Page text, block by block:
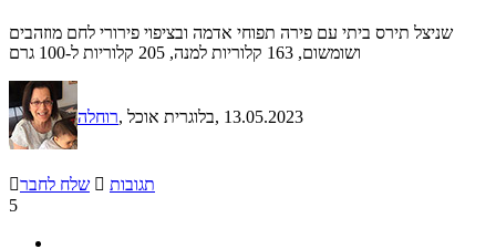
שניצל תירס ביתי עם פירה תפוחי אדמה ובציפוי פירורי לחם מוזהבים
ושומשום, 163 קלוריות למנה, 205 קלוריות ל-100 גרם
רוחלה , בלוגרית אוכל, 13.05.2023
שלח לחבר  תגובות
5